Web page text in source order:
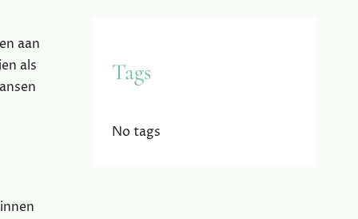
aan
als
Tags
No tags